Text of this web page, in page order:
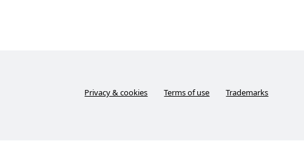
Privacy & cookies Terms of use Trademarks